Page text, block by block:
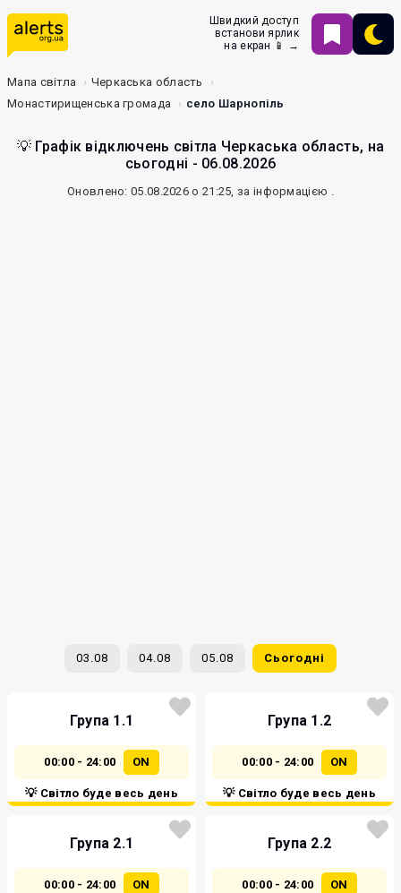
Швидкий доступ
встанови ярлик
на екран 📱 →
Мапа світла
Черкаська область
Монастирищенська громада
село Шарнопіль
💡 Графік відключень світла Черкаська область, на
сьогодні - 06.08.2026
Оновлено: 05.08.2026 о 21:25, за інформацією .
03.08 04.08 05.08 Сьогодні
Група 1.1
00:00 - 24:00 ON
💡 Світло буде весь день
Група 1.2
00:00 - 24:00 ON
💡 Світло буде весь день
Група 2.1
00:00 - 24:00 ON
Група 2.2
00:00 - 24:00 ON